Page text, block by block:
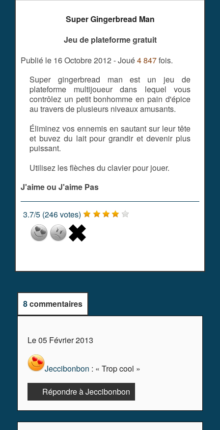
Super Gingerbread Man
Jeu de plateforme gratuit
Publié le 16 Octobre 2012 - Joué4 847fois.
Super gingerbread man est un jeu de
plateforme multijoueur dans lequel vous
contrôlez un petit bonhomme en pain d'épice
au travers de plusieurs niveaux amusants.
Éliminez vos ennemis en sautant sur leur tête
et buvez du lait pour grandir et devenir plus
puissant.
Utilisez les flèches du clavier pour jouer.
J'aime ou J'aime Pas
3.7/5 (246votes)
8commentaires
Le 05 Février 2013
Jeccibonbon : « Trop cool »
Répondre à Jeccibonbon